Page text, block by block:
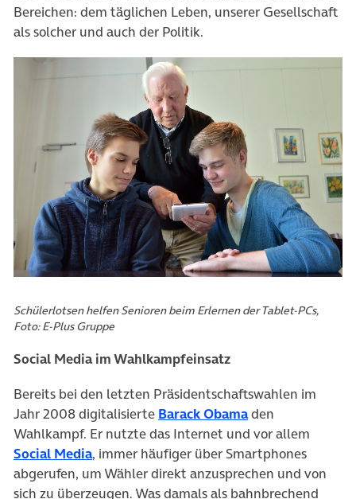
Bereichen: dem täglichen Leben, unserer Gesellschaft
als solcher und auch der Politik.
Schülerlotsen helfen Senioren beim Erlernen der Tablet-PCs,
Foto: E-Plus Gruppe
Social Media im Wahlkampfeinsatz
Bereits bei den letzten Präsidentschaftswahlen im
Jahr 2008 digitalisierte Barack Obamaden
Wahlkampf. Er nutzte das Internet und vor allem
Social Media, immer häufiger über Smartphones
abgerufen, um Wähler direkt anzusprechen und von
sich zu überzeugen. Was damals als bahnbrechend